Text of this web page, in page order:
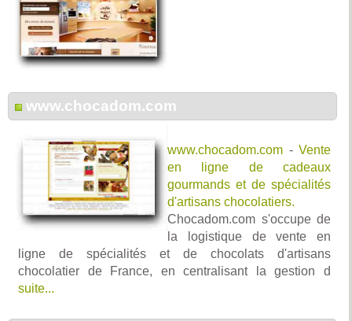
www.chocadom.com
www.chocadom.com - Vente
en ligne de cadeaux
gourmands et de spécialités
d'artisans chocolatiers.
Chocadom.com s'occupe de
la logistique de vente en
ligne de spécialités et de chocolats d'artisans
chocolatier de France, en centralisant la gestion d
suite...